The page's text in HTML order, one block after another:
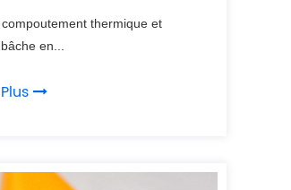
thermique et
en...